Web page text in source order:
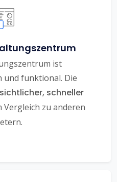
ist
funktional. Die
schneller
Vergleich zu anderen